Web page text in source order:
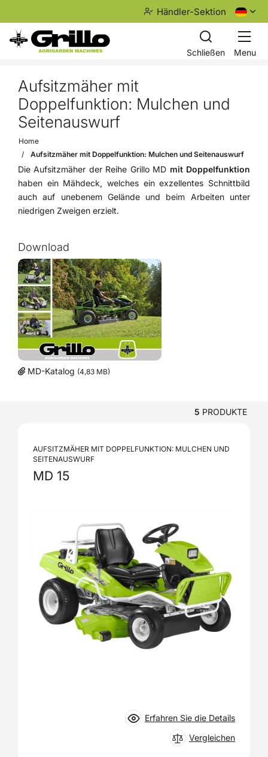
Händler-Sektion
Schließen Menu
Aufsitzmäher mit
Doppelfunktion: Mulchen und
Seitenauswurf
Home
Aufsitzmäher mit Doppelfunktion: Mulchen und Seitenauswurf
Die Aufsitzmäher der Reihe Grillo MD mit Doppelfunktion
haben ein Mähdeck, welches ein exzellentes Schnittbild
auch auf unebenem Gelände und beim Arbeiten unter
niedrigen Zweigen erzielt.
Download
MD-Katalog (4,83 MB)
5 PRODUKTE
AUFSITZMÄHER MIT DOPPELFUNKTION: MULCHEN UND
SEITENAUSWURF
MD 15
Erfahren Sie die Details
Vergleichen